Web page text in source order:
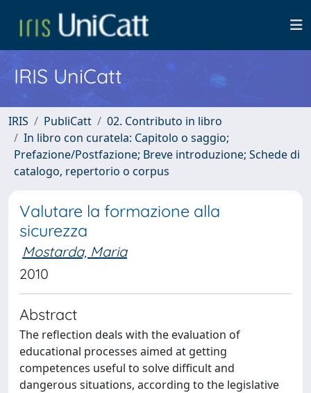
IRIS UniCatt
IRIS PubliCatt
02. Contributo in libro
In libro con curatela: Capitolo o saggio;
Prefazione/Postfazione; Breve introduzione; Schede di
catalogo, repertorio o corpus
Valutare la formazione alla
sicurezza
Mostarda, Maria
2010
Abstract
The reflection deals with the evaluation of
educational processes aimed at getting
competences useful to solve difficult and
dangerous situations, according to the legislative